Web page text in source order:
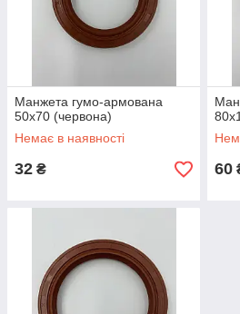
Манжета гумо-армована
50х70 (червона)
Немає в наявності
32 ₴ 60